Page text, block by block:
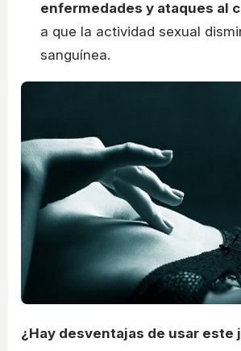
enfermedades y ataques al
a que la actividad sexual
sanguínea.
¿Hay desventajas de usar este